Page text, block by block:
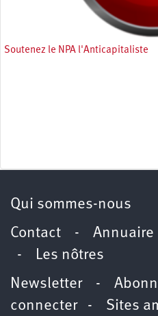
Soutenez le NPA l'Anticapitaliste
Qui sommes-nous
Contact - Annuaire
-
Les nôtres
Newsletter-
connecter- Sites